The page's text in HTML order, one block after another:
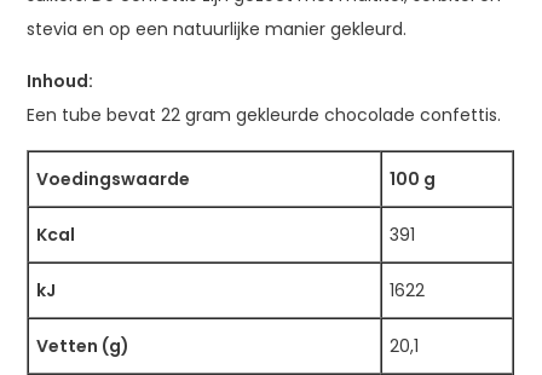
stevia en op een natuurlijke manier gekleurd.
Inhoud:
Een tube bevat 22 gram gekleurde chocolade confettis.
Voedingswaarde 100 g
Kcal 391
kJ 1622
Vetten (g) 20,1